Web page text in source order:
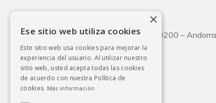
CG2 Km31, Pas de la Casa – AD200 – Andorra
Tel: 00 376 855573
Oficinas:
C/René Baulard, 4, Baixos
×
Ese sitio web utiliza cookies
Este sitio web usa cookies para mejorar la
experiencia del usuario. Al utilizar nuestro
sitio web, usted acepta todas las cookies
de acuerdo con nuestra Política de
cookies. Más información